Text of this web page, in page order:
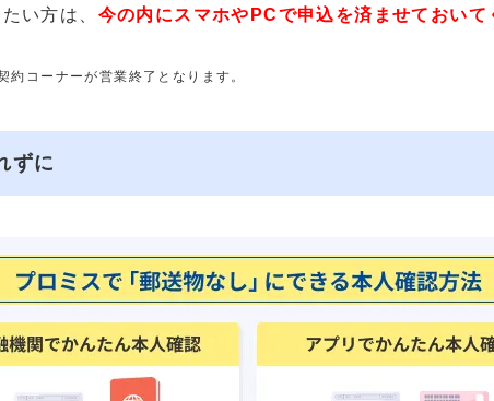
い方は、 今の内にスマホやPCで申込を済ませておいて
コーナーが営業終了となります。
ずに